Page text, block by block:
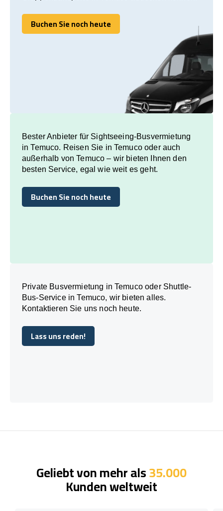
Buchen Sie noch heute
Buchen Sie noch heute
Bester Anbieter für Sightseeing-Busvermietung
in Temuco. Reisen Sie in Temuco oder auch
außerhalb von Temuco – wir bieten Ihnen den
besten Service, egal wie weit es geht.
Buchen Sie noch heute
Buchen Sie noch heute
Private Busvermietung in Temuco oder Shuttle-
Bus-Service in Temuco, wir bieten alles.
Kontaktieren Sie uns noch heute.
Lass uns reden!
Lass uns reden!
Geliebt von mehr als35.000
Kunden weltweit